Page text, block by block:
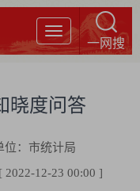
导
航
一网搜
晓度问答
位：市统计局
12-23 00:00 ]